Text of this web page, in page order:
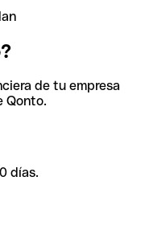
de tu empresa
Qonto.
días.